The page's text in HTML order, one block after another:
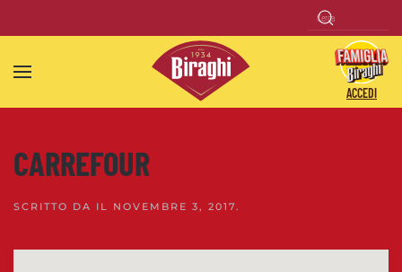
Skip to main content
ACCEDI
CARREFOUR
SCRITTO DA IL NOVEMBRE 3, 2017.